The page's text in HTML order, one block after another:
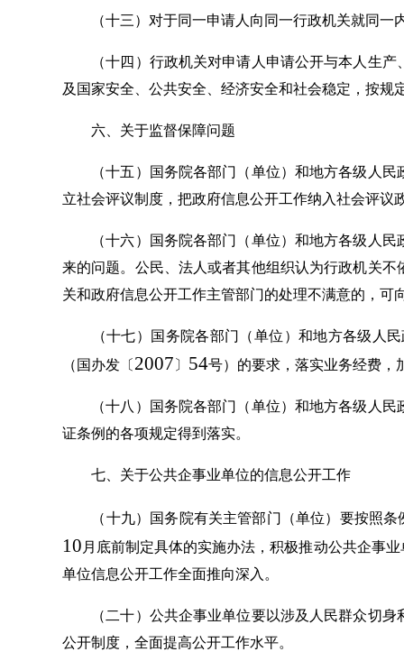
（十三）对于同一申请人向同一行政机关就同一
（十四）行政机关对申请人申请公开与本人生产
及国家安全、公共安全、经济安全和社会稳定，按
六、关于监督保障问题
（十五）国务院各部门（单位）和地方各级人民
立社会评议制度，把政府信息公开工作纳入社会评
（十六）国务院各部门（单位）和地方各级人民
来的问题。公民、法人或者其他组织认为行政机关
关和政府信息公开工作主管部门的处理不满意的，
（十七）国务院各部门（单位）和地方各级人民
（国办发〔 2007 〕 54号）的要求，落实业务经费
（十八）国务院各部门（单位）和地方各级人民
证条例的各项规定得到落实。
七、关于公共企事业单位的信息公开工作
（十九）国务院有关主管部门（单位）要按照条
10 月底前制定具体的实施办法，积极推动公共企事
单位信息公开工作全面推向深入。
（二十）公共企事业单位要以涉及人民群众切身
公开制度，全面提高公开工作水平。